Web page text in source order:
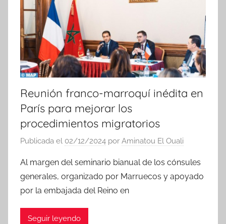
i
s
Reunión franco-marroquí inédita en
París para mejorar los
procedimientos migratorios
Publicada el 02/12/2024 por Aminatou El Ouali
Al margen del seminario bianual de los cónsules
generales, organizado por Marruecos y apoyado
por la embajada del Reino en
Seguir leyendo